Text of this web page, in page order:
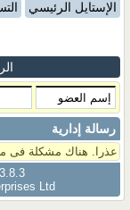
الإستايل الرئيسي
رسالة إدارية
عذرا. هناك مشكلة فى
Ltd.